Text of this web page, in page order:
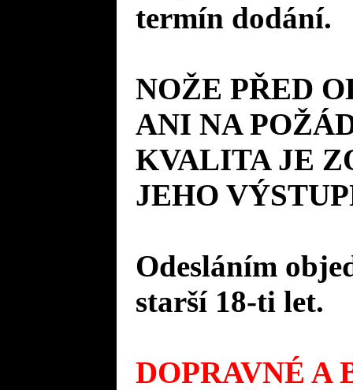
termín dodání.
NOŽE PŘED
ANI NA
KVALITA JE
JEHO
Odesláním
starší 18-ti let.
DOPRAVNÉ A